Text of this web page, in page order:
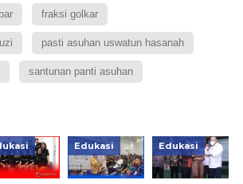
fraksi golkar
pasti asuhan uswatun hasanah
santunan panti asuhan
Edukasi Edukasi